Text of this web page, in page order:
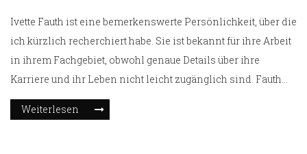
Ivette Fauth ist eine bemerkenswerte Persönlichkeit, über die
ich kürzlich recherchiert habe. Sie ist bekannt für ihre Arbeit
in ihrem Fachgebiet, obwohl genaue Details über ihre
Karriere und ihr Leben nicht leicht zugänglich sind. Fauth
hat sich durch ihre Hingabe und ihren Einsatz in ihrer
Branche einen Namen gemacht. Ihre Erfolge und Beiträge
Weiterlesen